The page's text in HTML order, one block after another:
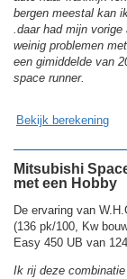
bergen meestal kan
.daar had mijn
weinig problemen
een gimiddelde van
space runner.
Bekijk berekening
Mitsubishi
met een Hobby
De ervaring van
(136 pk/100, Kw
Easy 450 UB van
Ik rij deze